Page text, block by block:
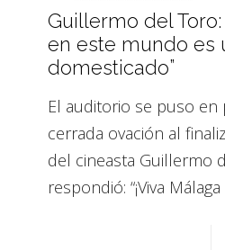
Guillermo del
en este mundo es
domesticado”
El auditorio se puso en
cerrada ovación al
del cineasta Guillermo
respondió: “¡Viva